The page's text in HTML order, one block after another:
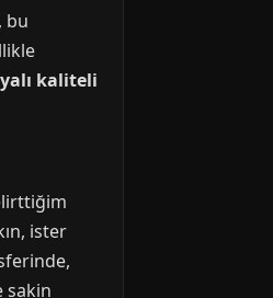
bu
kaliteli
ister
sakin